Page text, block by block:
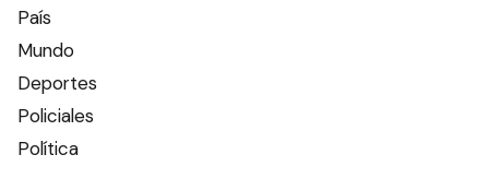
País
Mundo
Deportes
Policiales
Política